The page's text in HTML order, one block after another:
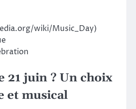
wiki/Music_Day)
21 juin ? Un choix
et musical